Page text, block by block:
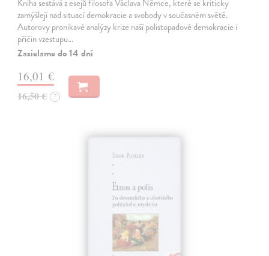
Kniha sestává z esejů filosofa Václava Němce, které se kriticky
zamýšlejí nad situací demokracie a svobody v současném světě.
Autorovy pronikavé analýzy krize naší polistopadové demokracie i
příčin vzestupu…
Zasielame do 14 dní
16,01 €
16,50 € ?